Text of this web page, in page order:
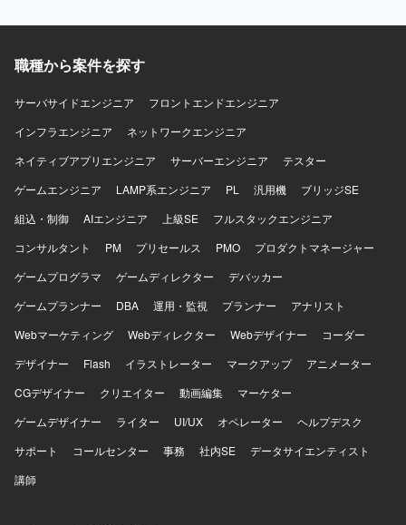
職種から案件を探す
サーバサイドエンジニア
フロントエンドエンジニア
インフラエンジニア
ネットワークエンジニア
ネイティブアプリエンジニア
サーバーエンジニア
テスター
ゲームエンジニア
LAMP系エンジニア PL 汎用機
ブリッジSE
組込・制御
AIエンジニア 上級SE
フルスタックエンジニア
コンサルタント
PM プリセールス PMO
プロダクトマネージャー
ゲームプログラマ
ゲームディレクター
デバッカー
ゲームプランナー
DBA 運用・監視 プランナー
アナリスト
Webマーケティング
Webディレクター Webデザイナー
コーダー
デザイナー
Flash イラストレーター マークアップ
アニメーター
CGデザイナー
クリエイター 動画編集
マーケター
ゲームデザイナー
ライター UI/UX オペレーター
ヘルプデスク
サポート
コールセンター 事務 社内SE
データサイエンティスト
講師